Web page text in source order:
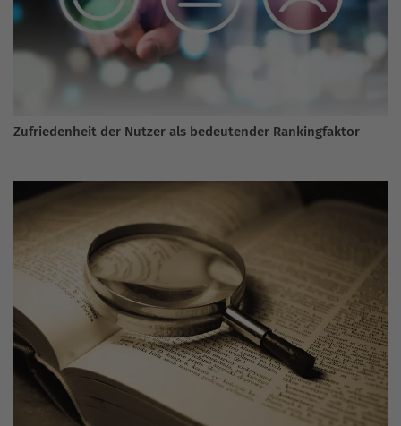
Zufriedenheit der Nutzer als bedeutender Rankingfaktor